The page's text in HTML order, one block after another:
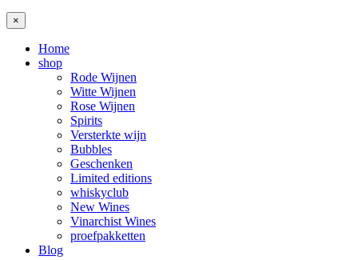
×
Home
shop
Rode Wijnen
Witte Wijnen
Rose Wijnen
Spirits
Versterkte wijn
Bubbles
Geschenken
Limited editions
whiskyclub
New Wines
Vinarchist Wines
proefpakketten
Blog